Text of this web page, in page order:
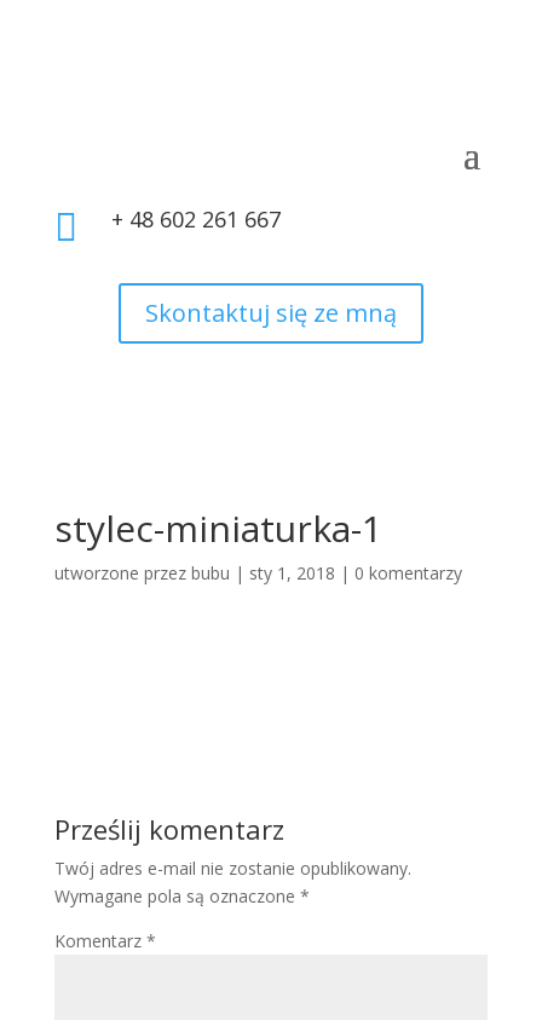
 + 48 602 261 667
Skontaktuj się ze mną
stylec-miniaturka-1
utworzone przez bubu | sty 1, 2018 | 0 komentarzy
Prześlij komentarz
Twój adres e-mail nie zostanie opublikowany.
Wymagane pola są oznaczone *
Komentarz *